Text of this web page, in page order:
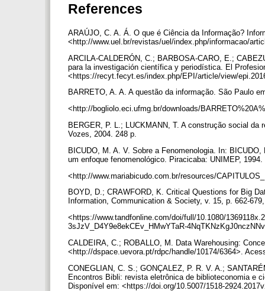
References
ARAÚJO, C. A. Á. O que é Ciência da Informação?
<http://www.uel.br/revistas/uel/index.php/informacao/
ARCILA-CALDERÓN, C.; BARBOSA-CARO, E.;
para la investigación científica y periodística. El
<https://recyt.fecyt.es/index.php/EPI/article/view/
BARRETO, A. A. A questão da informação. São Paulo
<http://bogliolo.eci.ufmg.br/downloads/
BERGER, P. L.; LUCKMANN, T. A construção social
Vozes, 2004. 248 p.
BICUDO, M. A. V. Sobre a Fenomenologia. In:
um enfoque fenomenológico. Piracicaba: UNIMEP,
<http://www.mariabicudo.com.br/resources/
BOYD, D.; CRAWFORD, K. Critical Questions for Big
Information, Communication & Society, v. 15, p. 662-
<https://www.tandfonline.com/doi/full/10.1080/
3sJzV_D4Y9e8ekCEv_HMwYTaR-
CALDEIRA, C.; ROBALLO, M. Data Warehousing:
<http://dspace.uevora.pt/rdpc/handle/10174/6364>.
CONEGLIAN, C. S.; GONÇALEZ, P. R. V. A.;
Encontros Bibli: revista eletrônica de biblioteconomia e
Disponível em: <https://doi.org/10.5007/1518-